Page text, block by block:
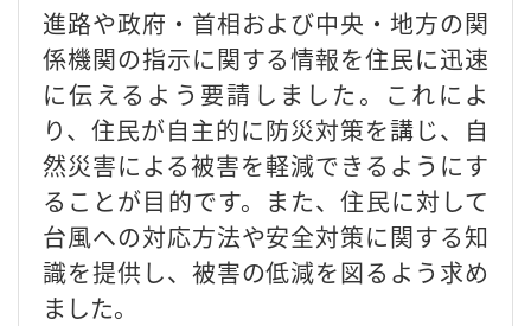
進路や政府・首相および中央・地方の関
係機関の指示に関する情報を住民に迅速
に伝えるよう要請しました。これによ
り、住民が自主的に防災対策を講じ、自
然災害による被害を軽減できるようにす
ることが目的です。また、住民に対して
台風への対応方法や安全対策に関する知
識を提供し、被害の低減を図るよう求め
ました。